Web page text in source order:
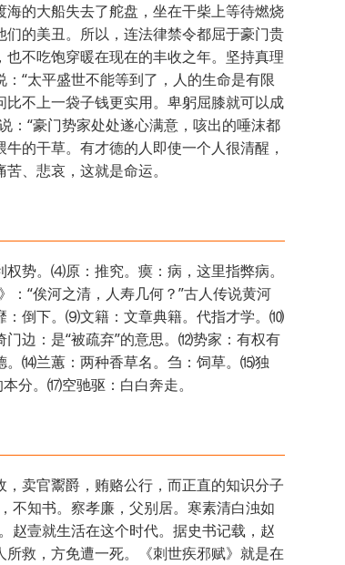
的大船失去了舵盘，坐在干柴上等待燃烧
的美丑。所以，连法律禁令都屈于豪门贵
不吃饱穿暖在现在的丰收之年。坚持真理
“太平盛世不能等到了，人的生命是有限
不上一袋子钱更实用。卑躬屈膝就可以成
：“豪门势家处处遂心满意，咳出的唾沫都
的干草。有才德的人即使一个人很清醒，
、悲哀，这就是命运。
势。⑷原：推究。瘼：病，这里指弊病。
“俟河之清，人寿几何？”古人传说黄河
：倒下。⑼文籍：文章典籍。代指才学。⑽
边：是“被疏弃”的意思。⑿势家：有权有
。⒁兰蕙：两种香草名。刍：饲草。⒂独
分。⒄空驰驱：白白奔走。
卖官鬻爵，贿赂公行，而正直的知识分子
不知书。察孝廉，父别居。寒素清白浊如
赵壹就生活在这个时代。据史书记载，赵
救，方免遭一死。《刺世疾邪赋》就是在